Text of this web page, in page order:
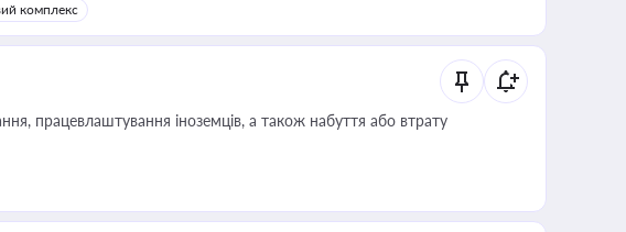
комплекс
працевлаштування іноземців, а також набуття або втрату